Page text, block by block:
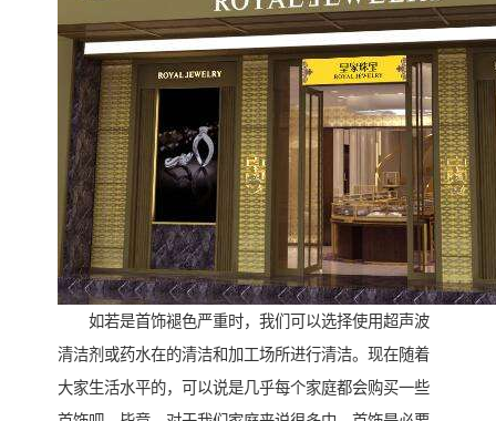
如若是首饰褪色严重时，我们可以选择使用超声波
清洁剂或药水在的清洁和加工场所进行清洁。现在随着
大家生活水平的，可以说是几乎每个家庭都会购买一些